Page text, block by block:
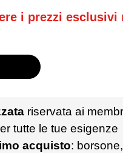
i prezzi esclusivi
riservata ai
tutte le tue esigenze
acquisto: